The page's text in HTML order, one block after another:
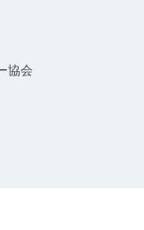
協会